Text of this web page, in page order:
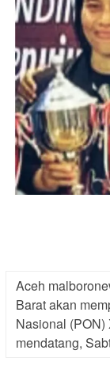
Aceh
Barat akan
Nasional (PON)
mendatang,